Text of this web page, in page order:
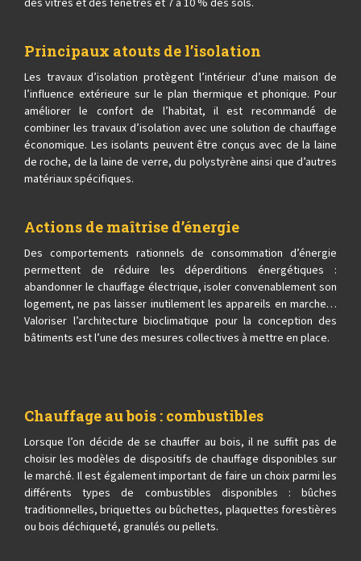
des vitres et des fenêtres et 7 à 10 % des sols.
Principaux atouts de l’isolation
Les travaux d’isolation protègent l’intérieur d’une maison de
l’influence extérieure sur le plan thermique et phonique. Pour
améliorer le confort de l’habitat, il est recommandé de
combiner les travaux d’isolation avec une solution de chauffage
économique. Les isolants peuvent être conçus avec de la laine
de roche, de la laine de verre, du polystyrène ainsi que d’autres
matériaux spécifiques.
Actions de maîtrise d’énergie
Des comportements rationnels de consommation d’énergie
permettent de réduire les déperditions énergétiques :
abandonner le chauffage électrique, isoler convenablement son
logement, ne pas laisser inutilement les appareils en marche…
Valoriser l’architecture bioclimatique pour la conception des
bâtiments est l’une des mesures collectives à mettre en place.
Chauffage au bois : combustibles
Lorsque l’on décide de se chauffer au bois, il ne suffit pas de
choisir les modèles de dispositifs de chauffage disponibles sur
le marché. Il est également important de faire un choix parmi les
différents types de combustibles disponibles : bûches
traditionnelles, briquettes ou bûchettes, plaquettes forestières
ou bois déchiqueté, granulés ou pellets.